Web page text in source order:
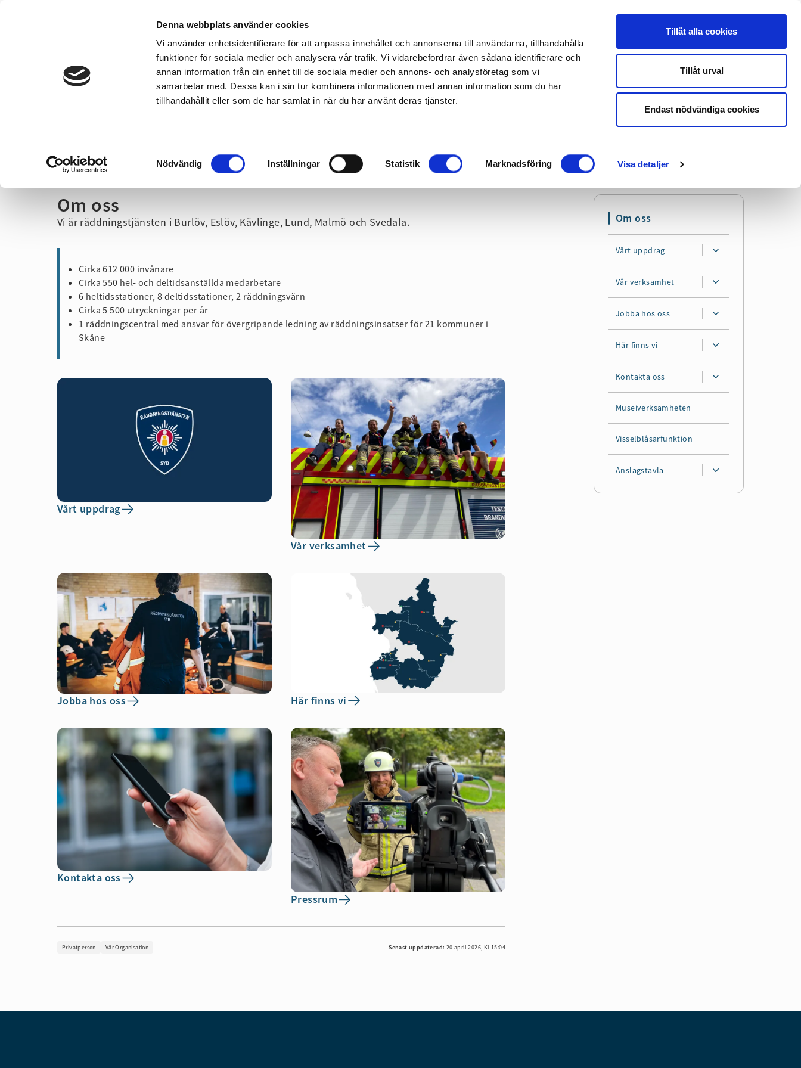
Denna webbplats använder cookies
Vi använder enhetsidentifierare för att anpassa innehållet och annonserna till användarna, tillhandahålla
funktioner för sociala medier och analysera vår trafik. Vi vidarebefordrar även sådana identifierare och
annan information från din enhet till de sociala medier och annons- och analysföretag som vi
samarbetar med. Dessa kan i sin tur kombinera informationen med annan information som du har
tillhandahållit eller som de har samlat in när du har använt deras tjänster.
Samtyckesval
Nödvändig Inställningar Statistik Marknadsföring Visa detaljer
Tillåt alla cookies
Tillåt urval
Endast nödvändiga cookies
Translate Lyssna
Vid olyckor Hem & Fritid Företag & Organisation Utbildning Sök Mer
Hem/Om oss
Om oss
Vi är räddningstjänsten i Burlöv, Eslöv, Kävlinge, Lund, Malmö och Svedala.
Cirka 612 000 invånare
Cirka 550 hel- och deltidsanställda medarbetare
6 heltidsstationer, 8 deltidsstationer, 2 räddningsvärn
Cirka 5 500 utryckningar per år
1 räddningscentral med ansvar för övergripande ledning av räddningsinsatser för 21 kommuner i
Skåne
Vårt uppdrag
Vår verksamhet
Jobba hos oss Här finns vi
Kontakta oss
Pressrum
Privatperson Vår Organisation Senast uppdaterad: 20 april 2026, Kl 15:04
Om oss
Vårt uppdrag
Vår verksamhet
Jobba hos oss
Här finns vi
Kontakta oss
Museiverksamheten
Visselblåsarfunktion
Anslagstavla